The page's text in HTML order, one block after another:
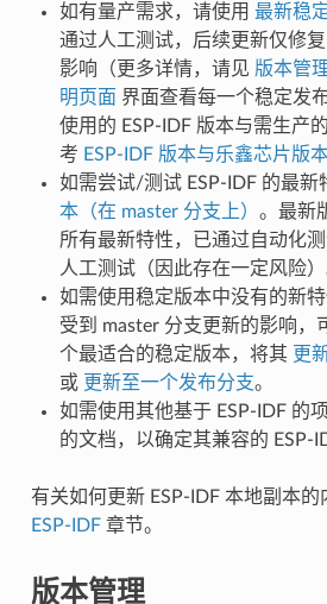
如有量产需求，请使用 最新稳
通过人工测试，后续更新仅修
影响（更多详情，请见 版本管
明页面 界面查看每一个稳定发
使用的 ESP-IDF 版本与需生产
考 ESP-IDF 版本与乐鑫芯片版
如需尝试/测试 ESP-IDF 的最新
本（在 master 分支上） 。最新
所有最新特性，已通过自动化
人工测试（因此存在一定风险）
如需使用稳定版本中没有的新
受到 master 分支更新的影响，
个最适合的稳定版本，将其 更
或 更新至一个发布分支。
如需使用其他基于 ESP-IDF 的
的文档，以确定其兼容的 ESP-
有关如何更新 ESP-IDF 本地副本的
ESP-IDF章节。
版本管理